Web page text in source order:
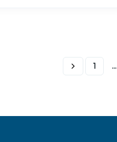
1 ...